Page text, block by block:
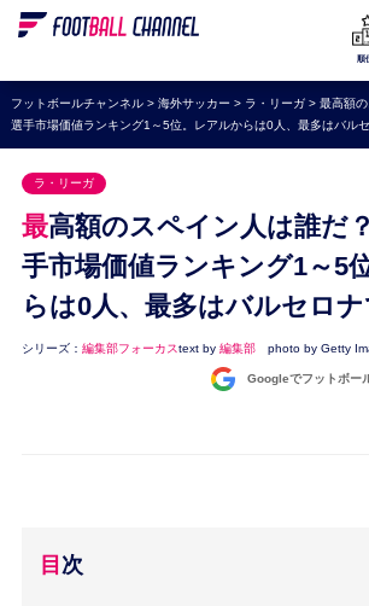
WEリーグ
海外サッカー
プレミアリーグ
ラ・リーガ
セリエA
ブンデスリーガ
UEFA
ナショナルチーム
順
フットボールチャンネル> 海外サッカー > ラ・リーガ> 最高額
選手市場価値ランキング1～5位。レアルからは0人、最多はバル
ラ・リーガ
最高額のスペイン人は誰だ？ サッカー選
手市場価値ランキング1～5
らは0人、最多はバルセロ
シリーズ： 編集部フォーカスtext by 編集部 photo by Getty
Googleでフットボー
目次